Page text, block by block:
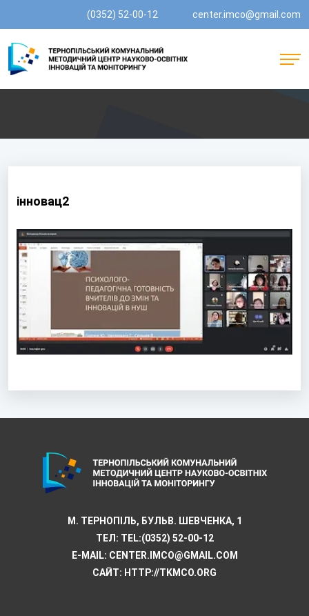
(0352) 52-00-12 center.imco@gmail.com
інновац2
М. ТЕРНОПІЛЬ, БУЛЬВ. ШЕВЧЕНКА, 1
ТЕЛ: TEL:(0352) 52-00-12
E-MAIL: CENTER.IMCO@GMAIL.COM
САЙТ: HTTP://TKMCО.ORG